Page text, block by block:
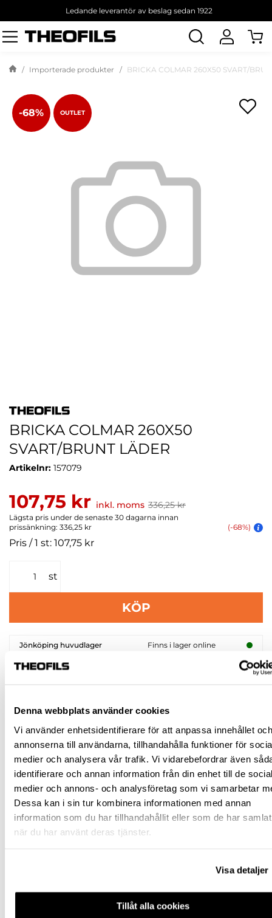
Denna webbplats använder cookies
Vi använder enhetsidentifierare för att anpassa innehållet och
annonserna till användarna, tillhandahålla funktioner för
medier och analysera vår trafik. Vi vidarebefordrar även
identifierare och annan information från din enhet till de
medier och annons- och analysföretag som vi samarbetar
Dessa kan i sin tur kombinera informationen med annan
information som du har tillhandahållit eller som de har
när du har använt deras tjänster.
Visa detaljer
Tillåt alla cookies
Ledande leverantör av beslag sedan 1922
Sök
produkt
Importerade produkter BRICKA COLMAR 260X50 SVART/
-68% OUTLET
BRICKA COLMAR 260X50
SVART/BRUNT LÄDER
Artikelnr: 157079
107,75 kr inkl. moms 336,25 kr
Lägsta pris under de senaste 30 dagarna innan
prissänkning: 336,25 kr
(-68%)
Pris / 1 st: 107,75 kr
st
KÖP
Jönköping huvudlager Finns i lager online
Jönköping butik
Snabba leveranser
Hämta i butik
Ledande leverantör i Sverige
BESKRIVNING
SPECIFIKATION
RECENSIONER